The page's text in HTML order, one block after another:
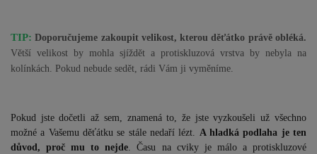
TIP:Doporučujeme zakoupit velikost, kterou děťátko právě obléká.
Větší velikost by mohla sjíždět a protiskluzová vrstva by nebyla na
kolínkách. Pokud nebude sedět, rádi Vám ji vyměníme.
Pokud jste dočetli až sem, znamená to, že jste vyzkoušeli už všechno
možné a Vašemu děťátku se stále nedaří lézt. A hladká podlaha je ten
důvod, proč mu to nejde. Času na cviky je málo a protiskluzové